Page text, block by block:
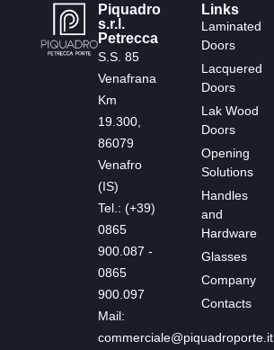
Piquadro
s.r.l.
Petrecca
S.S. 85
Venafrana
Km
19.300,
86079
Venafro
(IS)
Tel.: (+39)
0865
900.087 -
0865
900.097
Mail:
commerciale@piquadroporte.it
Links
Laminated
Doors
Lacquered
Doors
Lak Wood
Doors
Opening
Solutions
Handles
and
Hardware
Glasses
Company
Contacts